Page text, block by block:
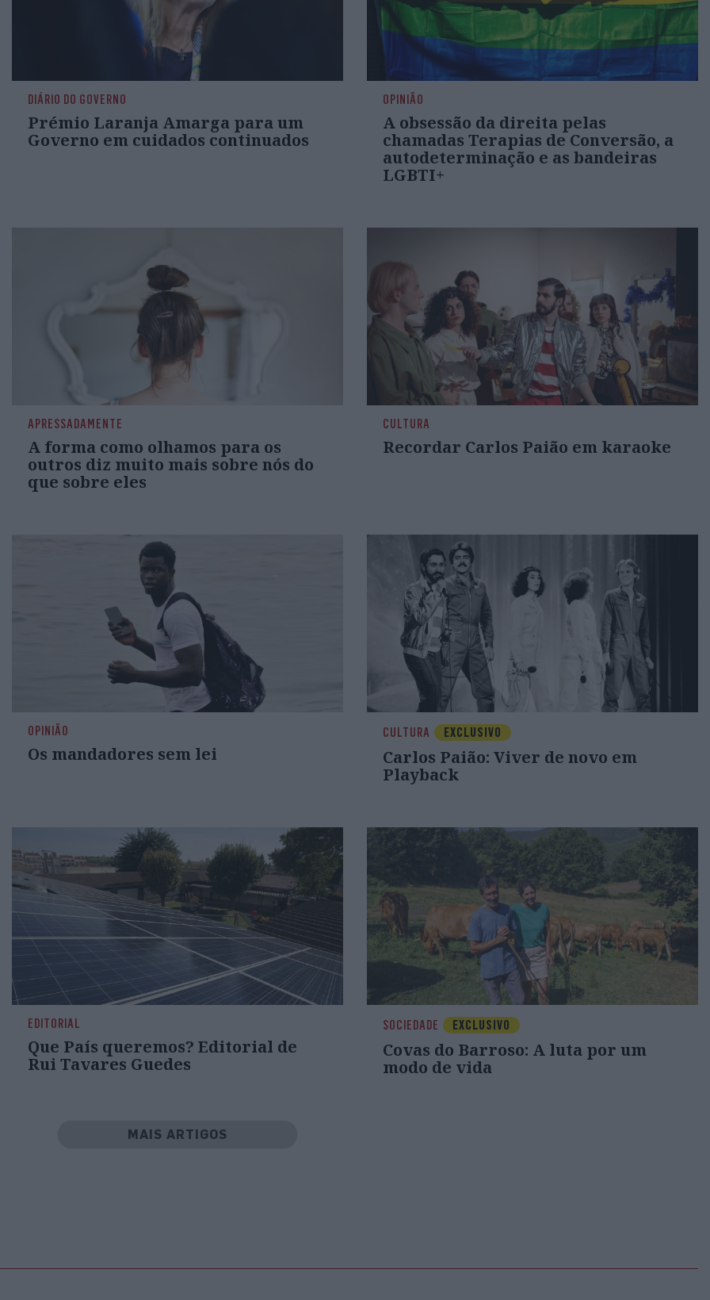
DIÁRIO DO GOVERNO
Prémio Laranja Amarga para um
Governo em cuidados continuados
OPINIÃO
A obsessão da direita pelas
chamadas Terapias de Conversão, a
autodeterminação e as bandeiras
LGBTI+
APRESSADAMENTE
A forma como olhamos para os
outros diz muito mais sobre nós do
que sobre eles
CULTURA
Recordar Carlos Paião em karaoke
OPINIÃO
Os mandadores sem lei
CULTURA EXCLUSIVO
Carlos Paião: Viver de novo em
Playback
EDITORIAL
Que País queremos? Editorial de
Rui Tavares Guedes
SOCIEDADE EXCLUSIVO
Covas do Barroso: A luta por um
modo de vida
MAIS ARTIGOS